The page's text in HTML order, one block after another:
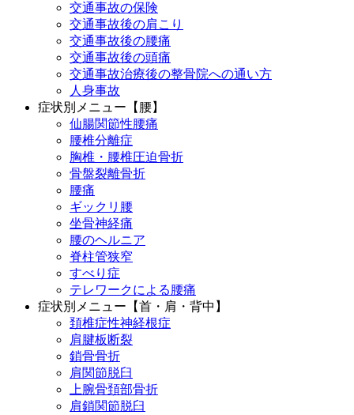
交通事故の保険
交通事故後の肩こり
交通事故後の腰痛
交通事故後の頭痛
交通事故治療後の整骨院への通い方
人身事故
症状別メニュー【腰】
仙腸関節性腰痛
腰椎分離症
胸椎・腰椎圧迫骨折
骨盤裂離骨折
腰痛
ギックリ腰
坐骨神経痛
腰のヘルニア
脊柱管狭窄
すべり症
テレワークによる腰痛
症状別メニュー【首・肩・背中】
頚椎症性神経根症
肩腱板断裂
鎖骨骨折
肩関節脱臼
上腕骨頚部骨折
肩鎖関節脱臼